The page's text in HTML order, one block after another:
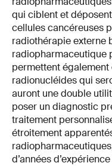
qui ciblent et
cellules cancéreuses
radiothérapie externe
radiopharmaceutique
permettent également
radionucléides qui
auront une double
poser un diagnostic
traitement
étroitement
d’années